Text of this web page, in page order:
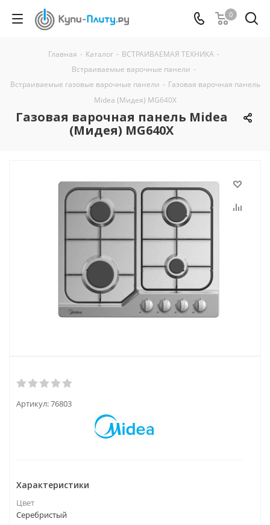
0
Главная - Каталог - ВСТРАИВАЕМАЯ ТЕХНИКА -
Встраиваемые варочные панели -
Встраиваемые газовые варочные панели - Газовая варочная панель
Midea (Мидея) MG640X
Газовая варочная панель Midea
(Мидея) MG640X
Артикул:76803
Характеристики
Цвет
Серебристый